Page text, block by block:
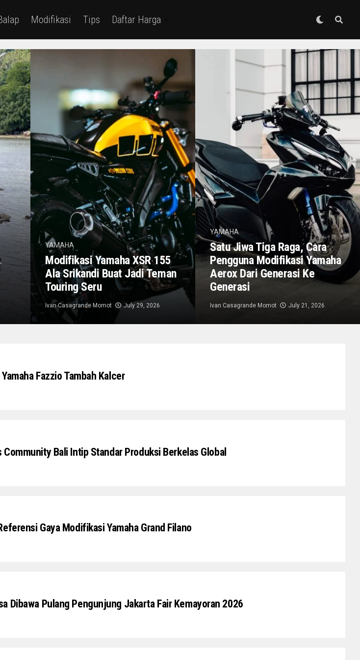
Modifikasi Tips Daftar Harga
YAMAHA
Modifikasi Yamaha XSR 155
Ala Srikandi Buat Jadi Teman
Touring Seru
Ivan Casagrande Momot July 29, 2026
YAMAHA
Satu Jiwa Tiga Raga, Cara
Pengguna Modifikasi Yamaha
Aerox Dari Generasi Ke
Generasi
Ivan Casagrande Momot July 21, 2026
Fazzio Tambah Kalcer
Bali Intip Standar Produksi Berkelas Global
Gaya Modifikasi Yamaha Grand Filano
Dibawa Pulang Pengunjung Jakarta Fair Kemayoran 2026